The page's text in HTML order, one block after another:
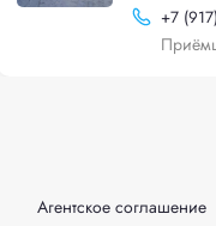
+7
Агентское соглашение